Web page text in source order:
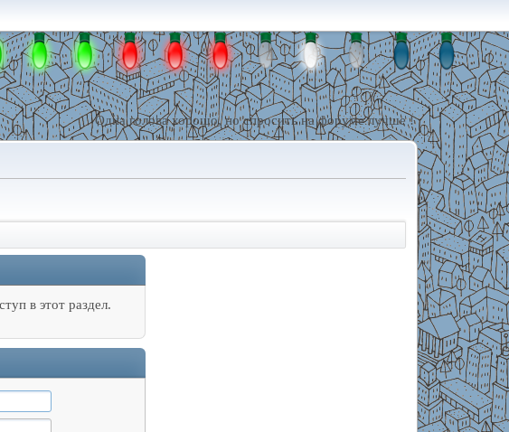
Одна голова хорошо, но спросить на форуме лучше !
в этот раздел.